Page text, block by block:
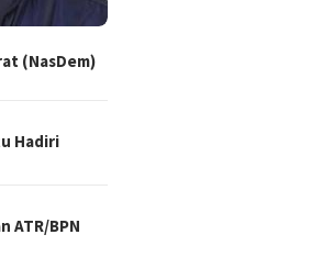
(NasDem)
Hadiri
ATR/BPN